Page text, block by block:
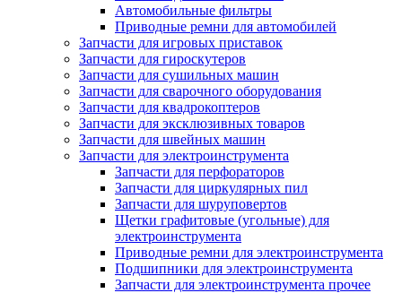
Автомобильные фильтры
Приводные ремни для автомобилей
Запчасти для игровых приставок
Запчасти для гироскутеров
Запчасти для сушильных машин
Запчасти для сварочного оборудования
Запчасти для квадрокоптеров
Запчасти для эксклюзивных товаров
Запчасти для швейных машин
Запчасти для электроинструмента
Запчасти для перфораторов
Запчасти для циркулярных пил
Запчасти для шуруповертов
Щетки графитовые (угольные) для
электроинструмента
Приводные ремни для электроинструмента
Подшипники для электроинструмента
Запчасти для электроинструмента прочее